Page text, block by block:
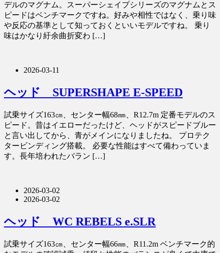
デルのマグナム。スーパーシェイプシリーズのマグナムとス
ピードはベンチマークですね。好みや相性ではなく、乗り味
や反応の基準として知っておくといいモデルですね。 乗り
味はかなり紆余曲折変わ […]
2026-03-11
ヘッド SUPERSHAPE E-SPEED
試乗サイズ163㎝、センター幅68㎜、R12.7m 定番モデルのス
ピード。昔はイエローだったけど、ヘッドがスピードブルー
と言い出してから、青がメインになりましたね。 プロテク
タービンディング搭載。 必要な性能はすべて備わっていま
す。長年培われたバラン […]
2026-03-02
2026-03-02
ヘッド WC REBELS e.SLR
試乗サイズ163㎝、センター幅66㎜、R11.2m ベンチマーク的